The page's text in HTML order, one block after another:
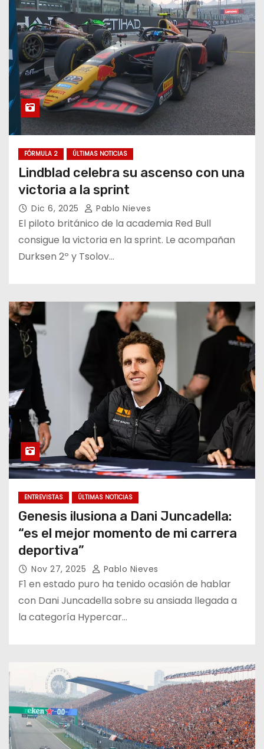
FÓRMULA 2 ÚLTIMAS NOTICIAS
Lindblad celebra su ascenso con una
victoria a la sprint
Dic 6, 2025 Pablo Nieves
El piloto británico de la academia Red Bull
consigue la victoria en la sprint. Le acompañan
Durksen 2º y Tsolov…
ENTREVISTAS ÚLTIMAS NOTICIAS
Genesis ilusiona a Dani Juncadella:
“es el mejor momento de mi carrera
deportiva”
Nov 27, 2025 Pablo Nieves
F1 en estado puro ha tenido ocasión de hablar
con Dani Juncadella sobre su ansiada llegada a
la categoría Hypercar…